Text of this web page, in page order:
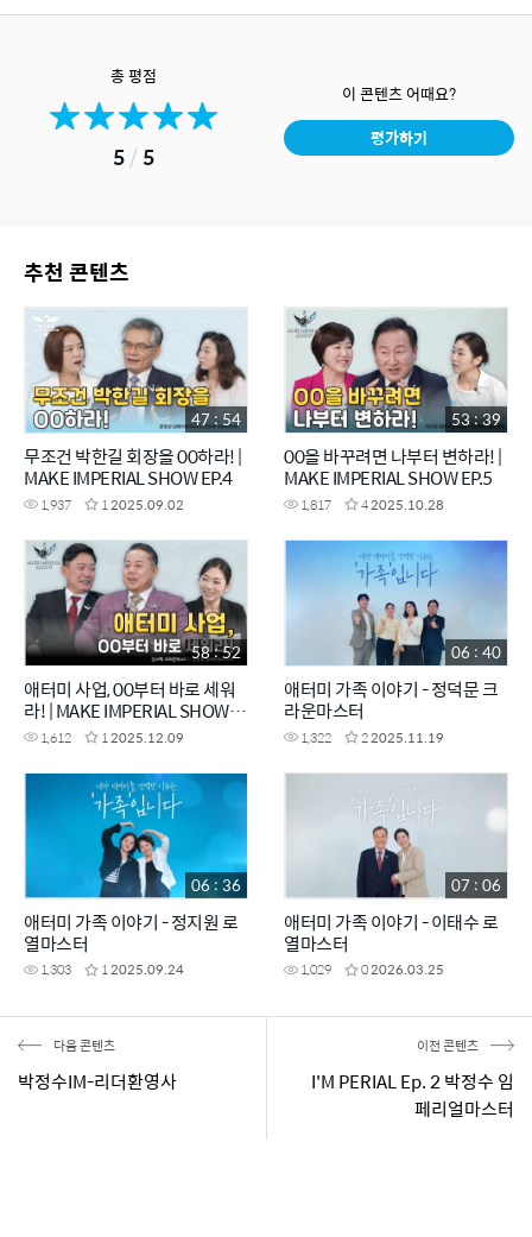
총 평점
5/ 5
이 콘텐츠 어때요?
평가하기
추천 콘텐츠
무조건 박한길 회장을 00하라! |
MAKE IMPERIAL SHOW EP.4
1,937 12025.09.02
47 : 54
00을 바꾸려면 나부터 변하라! |
MAKE IMPERIAL SHOW EP.5
1,817 42025.10.28
53 : 39
애터미 사업, 00부터 바로 세워
라! | MAKE IMPERIAL SHOW
EP.61,612 12025.12.09
58 : 52
애터미 가족 이야기 - 정덕문 크
라운마스터
1,322 22025.11.19
06 : 40
애터미 가족 이야기 - 정지원 로
열마스터
1,303 12025.09.24
06 : 36
애터미 가족 이야기 - 이태수 로
열마스터
1,029 02026.03.25
07 : 06
다음 콘텐츠
박정수IM-리더환영사
이전 콘텐츠
I'M PERIAL Ep. 2 박정수 임
페리얼마스터